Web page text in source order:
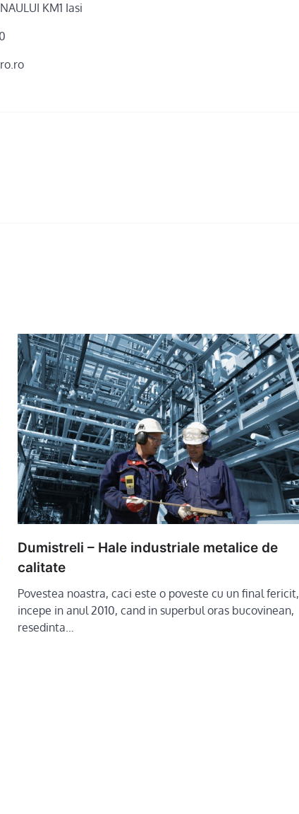
KM1 Iasi
Dumistreli – Hale industriale metalice de
calitate
Povestea noastra, caci este o poveste cu un final fericit,
incepe in anul 2010, cand in superbul oras bucovinean,
resedinta…